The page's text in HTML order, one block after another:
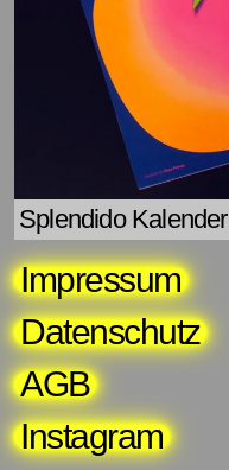
Splendido Kalender
Impressum
Datenschutz
AGB
Instagram